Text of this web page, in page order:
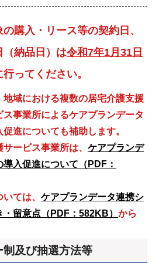
購入・リース等の契約日、
納品日）は令和7年1月31日
行ってください。
地域における複数の居宅介護支援
ス事業所によるケアプランデータ
進についても補助します。
ービス事業所は、 ケアプランデ
入促進について（PDF：
ては、 ケアプランデータ連携シ
留意点（PDF：582KB） から
制及び抽選方法等